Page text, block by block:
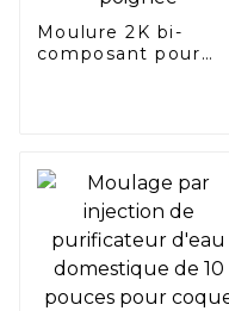
Moulure 2K bi-
composant pour